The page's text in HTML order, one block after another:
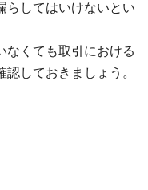
らしてはいけないとい
なくても取引における
しておきましょう。